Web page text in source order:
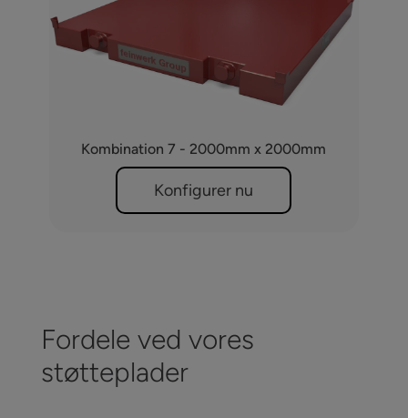
Kombination 7 - 2000mm x 2000mm
Konfigurer nu
Fordele ved vores
støtteplader